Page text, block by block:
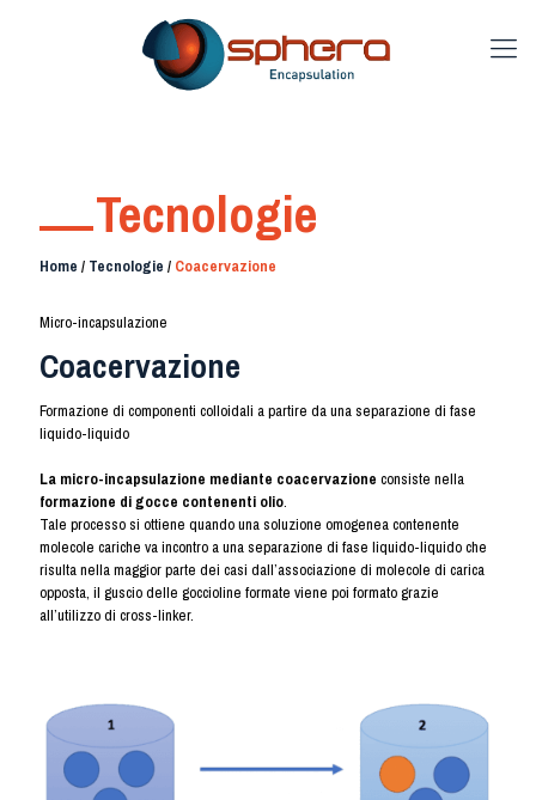
Tecnologie
Home / Tecnologie / Coacervazione
Micro-incapsulazione
Coacervazione
Formazione di componenti colloidali a partire da una separazione di fase
liquido-liquido
La micro-incapsulazione mediante coacervazione consiste nella
formazione di gocce contenenti olio.
Tale processo si ottiene quando una soluzione omogenea contenente
molecole cariche va incontro a una separazione di fase liquido-liquido che
risulta nella maggior parte dei casi dall’associazione di molecole di carica
opposta, il guscio delle goccioline formate viene poi formato grazie
all’utilizzo di cross-linker.